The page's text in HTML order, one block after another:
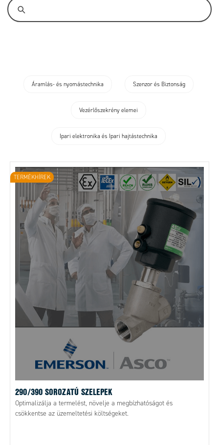
Áramlás- és nyomástechnika Szenzor és Biztonság
Vezérlőszekrény elemei
Ipari elektronika és Ipari hajtástechnika
290/390 SOROZATÚ SZELEPEK
Optimalizálja a termelést, növelje a megbízhatóságot és
csökkentse az üzemeltetési költségeket.
TERMÉKHÍREK